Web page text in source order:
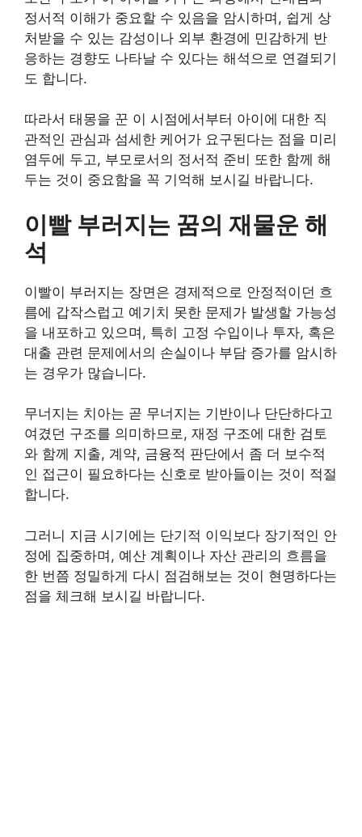
정서적 이해가 중요할 수 있음을 암시하며, 쉽게 상
처받을 수 있는 감성이나 외부 환경에 민감하게 반
응하는 경향도 나타날 수 있다는 해석으로 연결되기
도 합니다.
따라서 태몽을 꾼 이 시점에서부터 아이에 대한 직
관적인 관심과 섬세한 케어가 요구된다는 점을 미리
염두에 두고, 부모로서의 정서적 준비 또한 함께 해
두는 것이 중요함을 꼭 기억해 보시길 바랍니다.
이빨 부러지는 꿈의 재물운 해
석
이빨이 부러지는 장면은 경제적으로 안정적이던 흐
름에 갑작스럽고 예기치 못한 문제가 발생할 가능성
을 내포하고 있으며, 특히 고정 수입이나 투자, 혹은
대출 관련 문제에서의 손실이나 부담 증가를 암시하
는 경우가 많습니다.
무너지는 치아는 곧 무너지는 기반이나 단단하다고
여겼던 구조를 의미하므로, 재정 구조에 대한 검토
와 함께 지출, 계약, 금융적 판단에서 좀 더 보수적
인 접근이 필요하다는 신호로 받아들이는 것이 적절
합니다.
그러니 지금 시기에는 단기적 이익보다 장기적인 안
정에 집중하며, 예산 계획이나 자산 관리의 흐름을
한 번쯤 정밀하게 다시 점검해보는 것이 현명하다는
점을 체크해 보시길 바랍니다.